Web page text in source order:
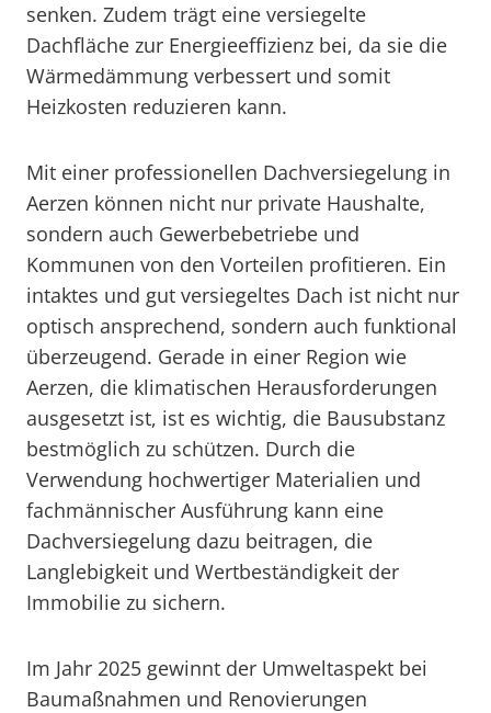
senken. Zudem trägt eine versiegelte
Dachfläche zur Energieeffizienz bei, da sie die
Wärmedämmung verbessert und somit
Heizkosten reduzieren kann.
Mit einer professionellen Dachversiegelung in
Aerzen können nicht nur private Haushalte,
sondern auch Gewerbebetriebe und
Kommunen von den Vorteilen profitieren. Ein
intaktes und gut versiegeltes Dach ist nicht nur
optisch ansprechend, sondern auch funktional
überzeugend. Gerade in einer Region wie
Aerzen, die klimatischen Herausforderungen
ausgesetzt ist, ist es wichtig, die Bausubstanz
bestmöglich zu schützen. Durch die
Verwendung hochwertiger Materialien und
fachmännischer Ausführung kann eine
Dachversiegelung dazu beitragen, die
Langlebigkeit und Wertbeständigkeit der
Immobilie zu sichern.
Im Jahr 2025 gewinnt der Umweltaspekt bei
Baumaßnahmen und Renovierungen